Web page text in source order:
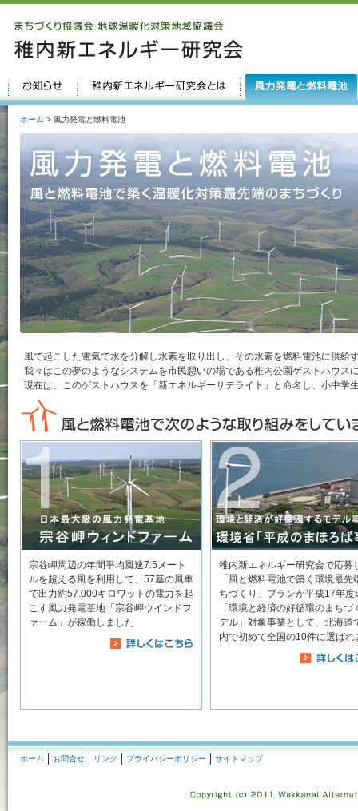
ホーム > 風力発電と燃料電池
風で起こした電気で水を分解し水素を取り出し、その水素を燃料電池に供
我々はこの夢のようなシステムを市民憩いの場である稚内公園ゲストハウス
現在は、このゲストハウスを「新エネルギーサテライト」と命名し、小中学
宗谷岬周辺の年間平均風速7.5メート
ルを超える風を利用して、57基の風車
で出力約57.000キロワットの電力を起
こす風力発電基地「宗谷岬ウインドフ
ァーム」が稼働しました
稚内新エネルギー研究会で応募
「風と燃料電池で築く環境最先
ちづくり」プランが平成17年度
「環境と経済の好循環のまちづ
デル」対象事業として、北海道
内で初めて全国の10件に選ばれ
ホーム お問合せ リンク プライバシーポリシー サイトマップ